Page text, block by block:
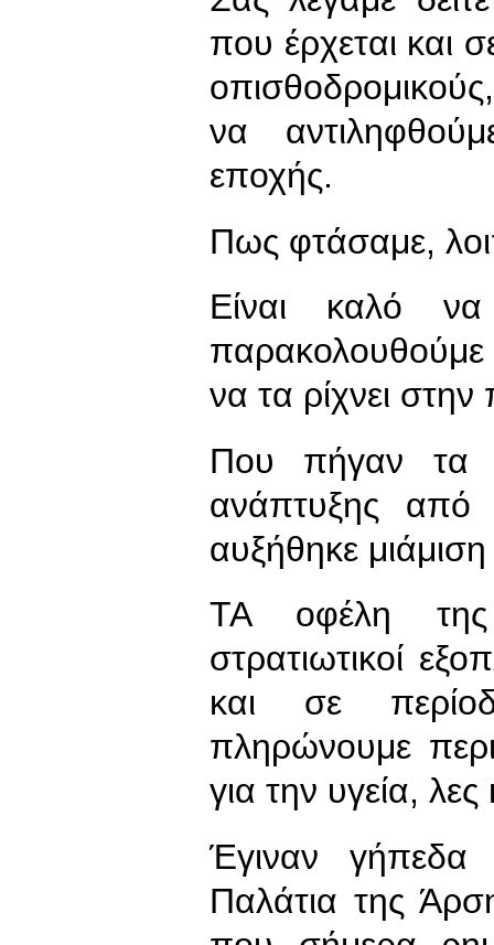
που έρχεται και
να
εποχής.
Πως φτάσαμε,
Είναι καλό
να τα ρίχνει
Που πήγαν τα
ανάπτυξης
αυξήθηκε
ΤΑ οφέλη της
στρατιωτικοί
και σε
πληρώνουμε
για την υγεία,
Έγιναν
Παλάτια της